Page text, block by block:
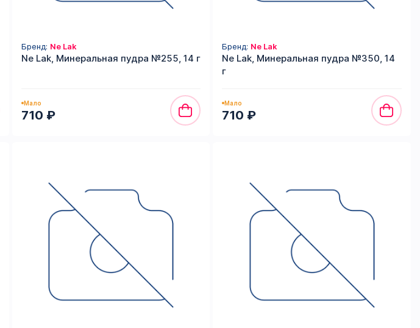
Бренд: Ne Lak
Ne Lak, Минеральная пудра №255, 14 г
Мало
710 ₽
Бренд: Ne Lak
Ne Lak, Минеральная пудра №350, 14
г
Мало
710 ₽